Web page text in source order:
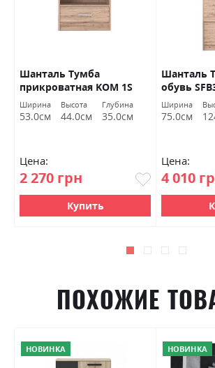
Шанталь Тумба
прикроватная KOM 1S
Гербор
Ширина
53.0см
Высота
44.0см
Глубина
35.0см
Цена:
2 270 грн
Купить
Шанталь
обувь
Ширина
75.0см
Цена:
4 010
ПОХОЖИЕ
НОВИНКА НОВИНКА